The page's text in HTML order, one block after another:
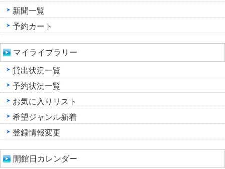
新聞一覧
予約カート
マイライブラリー
貸出状況一覧
予約状況一覧
お気に入りリスト
希望ジャンル新着
登録情報変更
開館日カレンダー